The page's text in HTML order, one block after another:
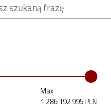
Max
1 286 192 995 PLN